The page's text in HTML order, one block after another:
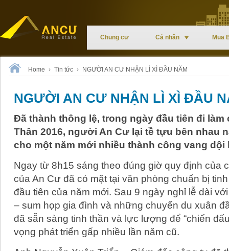
Chung cư Cá nhân Mua
Home › Tin tức › NGƯỜI AN CƯ NHẬN LÌ XÌ ĐẦU NĂM
NGƯỜI AN CƯ NHẬN LÌ XÌ ĐẦU
Đã thành thông lệ, trong ngày đầu tiên đi làm
Thân 2016, người An Cư lại tề tựu bên nhau
cho một năm mới nhiều thành công vang dội
Ngay từ 8h15 sáng theo đúng giờ quy định của
của An Cư đã có mặt tại văn phòng chuẩn bị
đầu tiên của năm mới. Sau 9 ngày nghỉ lễ dài
– sum họp gia đình và những chuyến du xuân
đã sẵn sàng tinh thần và lực lượng để “chiến
vọng phát triển gấp nhiều lần năm cũ.